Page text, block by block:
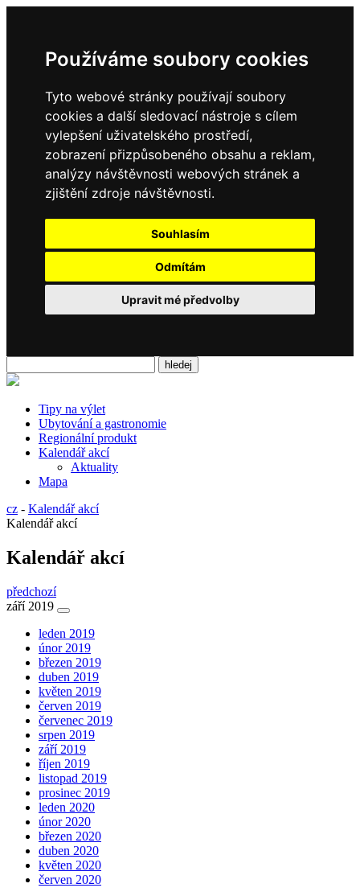
Používáme soubory cookies
Tyto webové stránky používají soubory
cookies a další sledovací nástroje s cílem
vylepšení uživatelského prostředí,
zobrazení přizpůsobeného obsahu a reklam,
analýzy návštěvnosti webových stránek a
zjištění zdroje návštěvnosti.
Souhlasím
Odmítám
Upravit mé předvolby
Tipy na výlet
Ubytování a gastronomie
Regionální produkt
Kalendář akcí
Aktuality
Mapa
cz - Kalendář akcí
Kalendář akcí
Kalendář akcí
předchozí
září 2019
leden 2019
únor 2019
březen 2019
duben 2019
květen 2019
červen 2019
červenec 2019
srpen 2019
září 2019
říjen 2019
listopad 2019
prosinec 2019
leden 2020
únor 2020
březen 2020
duben 2020
květen 2020
červen 2020